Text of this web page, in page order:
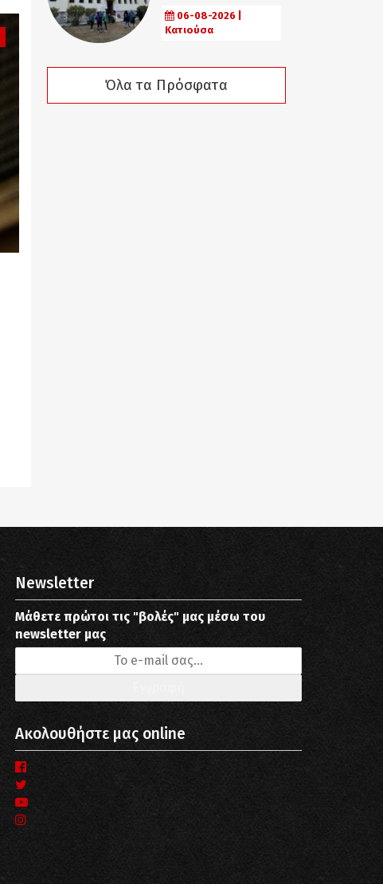
06-08-2026 |
Κατιούσα
Όλα τα Πρόσφατα
Newsletter
Μάθετε πρώτοι τις "βολές" μας μέσω του
newsletter μας
Ακολουθήστε μας online